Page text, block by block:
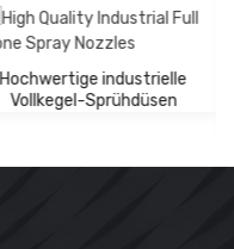
Hochwertige industrielle
Vollkegel-Sprühdüsen